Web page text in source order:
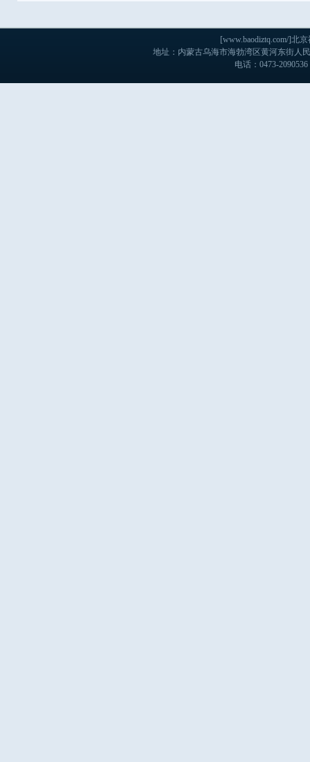
[www.baodiztq.com/]北
地址：内蒙古乌海市海勃湾区黄河东街人
电话：0473-